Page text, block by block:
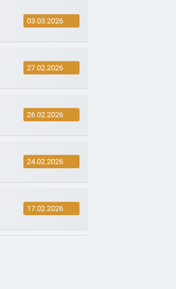
03.03.2026
27.02.2026
26.02.2026
24.02.2026
17.02.2026